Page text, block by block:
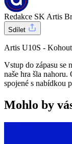
Redakce SK Artis
Sdílet
Artis U10S -
Vstup do zápasu se
naše hra šla
spojené s nabídkou
Mohlo by